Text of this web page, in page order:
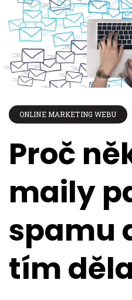
ONLINE MARKETING WEBU
Proč
maily
spamu
tím